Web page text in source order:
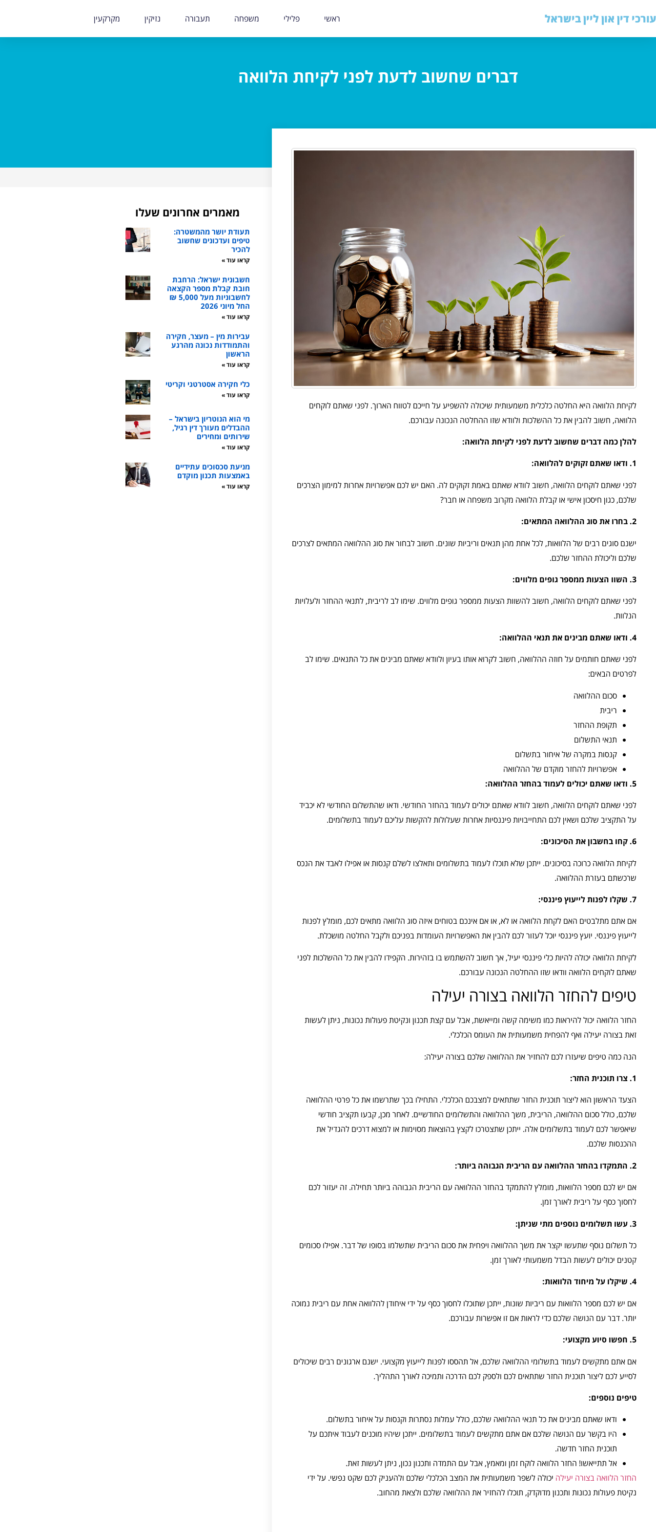
עורכי דין און ליין בישראל ראשי פלילי משפחה תעבורה נזיקין מקרקעין
דברים שחשוב לדעת לפני לקיחת הלוואה
לקיחת הלוואה היא החלטה כלכלית משמעותית שיכולה להשפיע על חייכם לטווח הארוך. לפני שאתם לוקחים
הלוואה, חשוב להבין את כל ההשלכות ולוודא שזו ההחלטה הנכונה עבורכם.
להלן כמה דברים שחשוב לדעת לפני לקיחת הלוואה:
1. ודאו שאתם זקוקים להלוואה:
לפני שאתם לוקחים הלוואה, חשוב לוודא שאתם באמת זקוקים לה. האם יש לכם אפשרויות אחרות למימון הצרכים
שלכם, כגון חיסכון אישי או קבלת הלוואה מקרוב משפחה או חבר?
2. בחרו את סוג ההלוואה המתאים:
ישנם סוגים רבים של הלוואות, לכל אחת מהן תנאים וריביות שונים. חשוב לבחור את סוג ההלוואה המתאים לצרכים
שלכם וליכולת ההחזר שלכם.
3. השוו הצעות ממספר גופים מלווים:
לפני שאתם לוקחים הלוואה, חשוב להשוות הצעות ממספר גופים מלווים. שימו לב לריבית, לתנאי ההחזר ולעלויות
הנלוות.
4. ודאו שאתם מבינים את תנאי ההלוואה:
לפני שאתם חותמים על חוזה ההלוואה, חשוב לקרוא אותו בעיון ולוודא שאתם מבינים את כל התנאים. שימו לב
לפרטים הבאים:
סכום ההלוואה
ריבית
תקופת ההחזר
תנאי התשלום
קנסות במקרה של איחור בתשלום
אפשרויות להחזר מוקדם של ההלוואה
5. ודאו שאתם יכולים לעמוד בהחזר ההלוואה:
לפני שאתם לוקחים הלוואה, חשוב לוודא שאתם יכולים לעמוד בהחזר החודשי. ודאו שהתשלום החודשי לא יכביד
על התקציב שלכם ושאין לכם התחייבויות פיננסיות אחרות שעלולות להקשות עליכם לעמוד בתשלומים.
6. קחו בחשבון את הסיכונים:
לקיחת הלוואה כרוכה בסיכונים. ייתכן שלא תוכלו לעמוד בתשלומים ותאלצו לשלם קנסות או אפילו לאבד את הנכס
שרכשתם בעזרת ההלוואה.
7. שקלו לפנות לייעוץ פיננסי:
אם אתם מתלבטים האם לקחת הלוואה או לא, או אם אינכם בטוחים איזה סוג הלוואה מתאים לכם, מומלץ לפנות
לייעוץ פיננסי. יועץ פיננסי יוכל לעזור לכם להבין את האפשרויות העומדות בפניכם ולקבל החלטה מושכלת.
לקיחת הלוואה יכולה להיות כלי פיננסי יעיל, אך חשוב להשתמש בו בזהירות. הקפידו להבין את כל ההשלכות לפני
שאתם לוקחים הלוואה וודאו שזו ההחלטה הנכונה עבורכם.
טיפים להחזר הלוואה בצורה יעילה
החזר הלוואה יכול להיראות כמו משימה קשה ומייאשת, אבל עם קצת תכנון ונקיטת פעולות נכונות, ניתן לעשות
זאת בצורה יעילה ואף להפחית משמעותית את העומס הכלכלי.
הנה כמה טיפים שיעזרו לכם להחזיר את ההלוואה שלכם בצורה יעילה:
1. צרו תוכנית החזר:
הצעד הראשון הוא ליצור תוכנית החזר שתתאים למצבכם הכלכלי. התחילו בכך שתרשמו את כל פרטי ההלוואה
שלכם, כולל סכום ההלוואה, הריבית, משך ההלוואה והתשלומים החודשיים. לאחר מכן, קבעו תקציב חודשי
שיאפשר לכם לעמוד בתשלומים אלה. ייתכן שתצטרכו לקצץ בהוצאות מסוימות או למצוא דרכים להגדיל את
ההכנסות שלכם.
2. התמקדו בהחזר ההלוואה עם הריבית הגבוהה ביותר:
אם יש לכם מספר הלוואות, מומלץ להתמקד בהחזר ההלוואה עם הריבית הגבוהה ביותר תחילה. זה יעזור לכם
לחסוך כסף על ריבית לאורך זמן.
3. עשו תשלומים נוספים מתי שניתן:
כל תשלום נוסף שתעשו יקצר את משך ההלוואה ויפחית את סכום הריבית שתשלמו בסופו של דבר. אפילו סכומים
קטנים יכולים לעשות הבדל משמעותי לאורך זמן.
4. שיקלו על מיחוד הלוואות:
אם יש לכם מספר הלוואות עם ריביות שונות, ייתכן שתוכלו לחסוך כסף על ידי איחודן להלוואה אחת עם ריבית נמוכה
יותר. דבר עם הנושה שלכם כדי לראות אם זו אפשרות עבורכם.
5. חפשו סיוע מקצועי:
אם אתם מתקשים לעמוד בתשלומי ההלוואה שלכם, אל תהססו לפנות לייעוץ מקצועי. ישנם ארגונים רבים שיכולים
לסייע לכם ליצור תוכנית החזר שתתאים לכם ולספק לכם הדרכה ותמיכה לאורך התהליך.
טיפים נוספים:
ודאו שאתם מבינים את כל תנאי ההלוואה שלכם, כולל עמלות נסתרות וקנסות על איחור בתשלום.
היו בקשר עם הנושה שלכם אם אתם מתקשים לעמוד בתשלומים. ייתכן שיהיו מוכנים לעבוד איתכם על
תוכנית החזר חדשה.
אל תתייאשו! החזר הלוואה לוקח זמן ומאמץ, אבל עם התמדה ותכנון נכון, ניתן לעשות זאת.
החזר הלוואה בצורה יעילה יכולה לשפר משמעותית את המצב הכלכלי שלכם ולהעניק לכם שקט נפשי. על ידי
נקיטת פעולות נכונות ותכנון מדוקדק, תוכלו להחזיר את ההלוואה שלכם ולצאת מהחוב.
מאמרים אחרונים שעלו
תעודת יושר מהמשטרה:
טיפים ועדכונים שחשוב
להכיר
קראו עוד »
חשבונית ישראל: הרחבת
חובת קבלת מספר הקצאה
לחשבוניות מעל 5,000 ₪
החל מיוני 2026
קראו עוד »
עבירות מין – מעצר, חקירה
והתמודדות נכונה מהרגע
הראשון
קראו עוד »
כלי חקירה אסטרטגי וקריטי
קראו עוד »
מי הוא הנוטריון בישראל –
ההבדלים מעורך דין רגיל,
שירותים ומחירים
קראו עוד »
מניעת סכסוכים עתידיים
באמצעות תכנון מוקדם
קראו עוד »